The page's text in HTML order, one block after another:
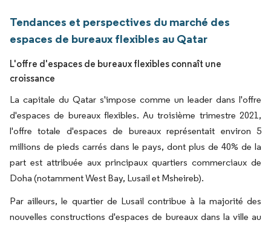
Tendances et perspectives du marché des
espaces de bureaux flexibles au Qatar
L'offre d'espaces de bureaux flexibles connaît une
croissance
La capitale du Qatar s'impose comme un leader dans l'offre
d'espaces de bureaux flexibles. Au troisième trimestre 2021,
l'offre totale d'espaces de bureaux représentait environ 5
millions de pieds carrés dans le pays, dont plus de 40% de la
part est attribuée aux principaux quartiers commerciaux de
Doha (notamment West Bay, Lusail et Msheireb).
Par ailleurs, le quartier de Lusail contribue à la majorité des
nouvelles constructions d'espaces de bureaux dans la ville au